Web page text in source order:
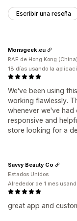
Seguimiento
Traducción
Escribir una reseña
We've been using
working flawlessly.
whenever we've had
responsive and
store looking for a
Monsgeek.eu
RAE de Hong Kong (China)
18 días usando la
great app and
Savvy Beauty Co
Estados Unidos
Alrededor de 1 mes